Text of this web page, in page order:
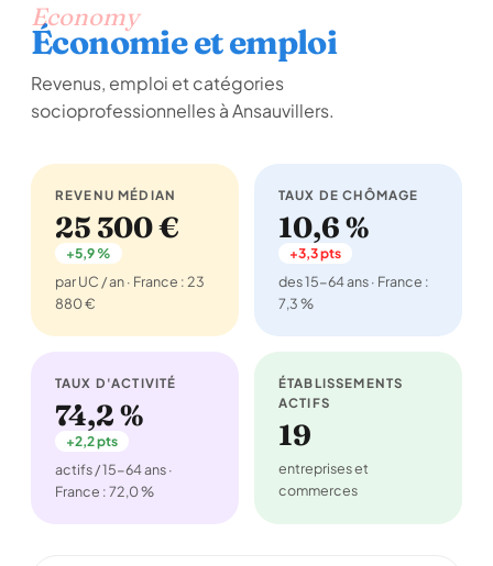
Economy
Économie et emploi
Revenus, emploi et catégories
socioprofessionnelles à Ansauvillers.
REVENU MÉDIAN
25 300 €
+5,9 %
par UC / an · France : 23
880 €
TAUX DE CHÔMAGE
10,6 %
+3,3 pts
des 15-64 ans · France :
7,3 %
TAUX D'ACTIVITÉ
74,2 %
+2,2 pts
actifs / 15-64 ans ·
France : 72,0 %
ÉTABLISSEMENTS
ACTIFS
19
entreprises et
commerces